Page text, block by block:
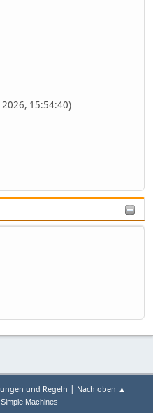
15:54:40)
und Regeln | Nach oben ▲
Simple Machines